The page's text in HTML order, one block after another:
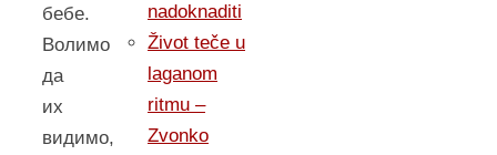
бебе.
Волимо
да
их
видимо,
nadoknaditi
Život teče u
laganom
ritmu –
Zvonko